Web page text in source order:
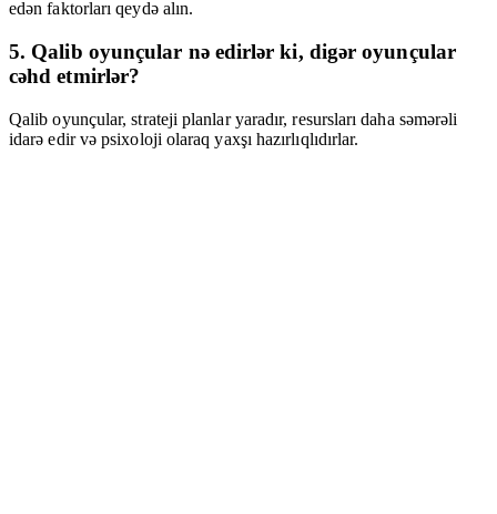
edən faktorları qeydə alın.
5. Qalib oyunçular nə edirlər ki, digər oyunçular
cəhd etmirlər?
Qalib oyunçular, strateji planlar yaradır, resursları daha səmərəli
idarə edir və psixoloji olaraq yaxşı hazırlıqlıdırlar.